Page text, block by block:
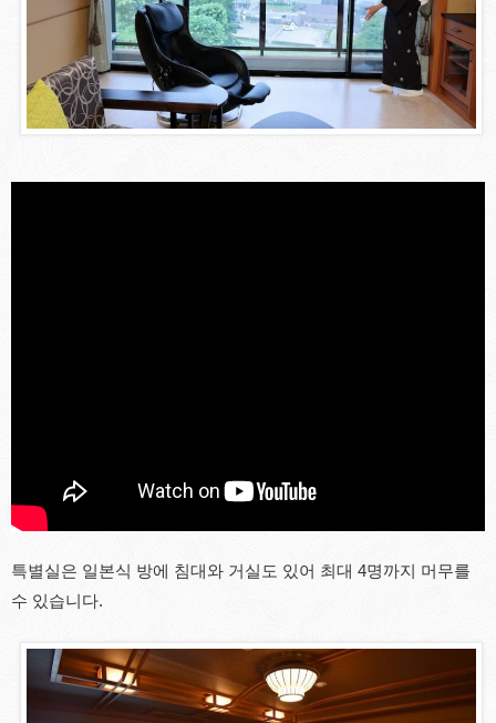
특별실은 일본식 방에 침대와 거실도 있어 최대 4명까지 머무를
수 있습니다.